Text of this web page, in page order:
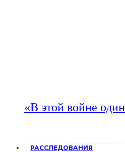
«В этой войне
РАССЛЕДОВАНИЯ